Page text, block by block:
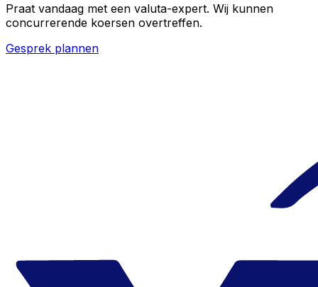
Praat vandaag met een valuta-expert. Wij kunnen
concurrerende koersen overtreffen.
Gesprek plannen